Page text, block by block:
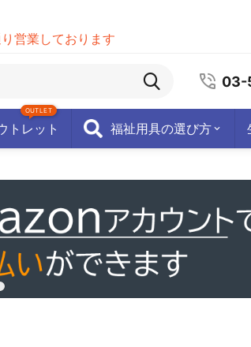
営業しております
03-
トレット
OUTLET
福祉用具の選び方